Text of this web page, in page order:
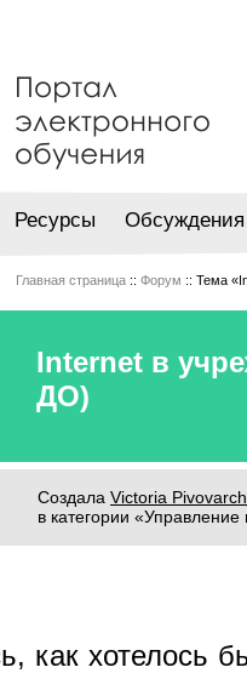
Ресурсы Обсуждения
Главная страница :: Форум :: Тема
Internet в
ДО)
Создала Victoria
в категории
как хотелось